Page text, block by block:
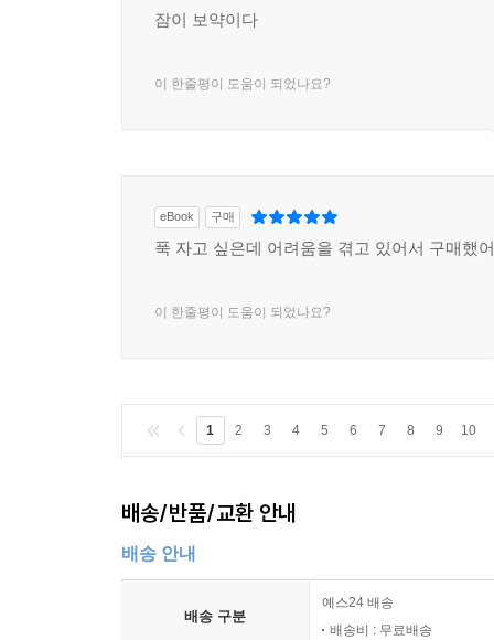
잠이 보약이다
이 한줄평이 도움이 되었나요?
eBook 구매
푹 자고 싶은데 어려움을 겪고 있어서 구매했
이 한줄평이 도움이 되었나요?
1 2 3 4 5 6 7 8 9 10
배송/반품/교환 안내
배송 안내
배송 구분
예스24 배송
배송비 : 무료배송